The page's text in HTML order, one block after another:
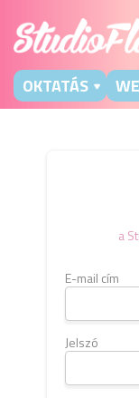
OKTATÁS
a
E-mail cím
Jelszó